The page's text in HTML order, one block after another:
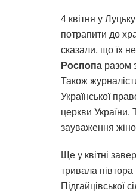
4 квітня у
потрапити до
сказали, що їх
Роспопа разом
Також
Української
церкви України.
зауваження
Ще у квітні
тривала півтора
Підгайцівської